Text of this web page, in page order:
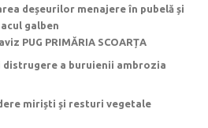
deșeurilor menajere în pubelă și
galben
PUG PRIMĂRIA SCOARȚA
a buruienii ambrozia
miriști și resturi vegetale